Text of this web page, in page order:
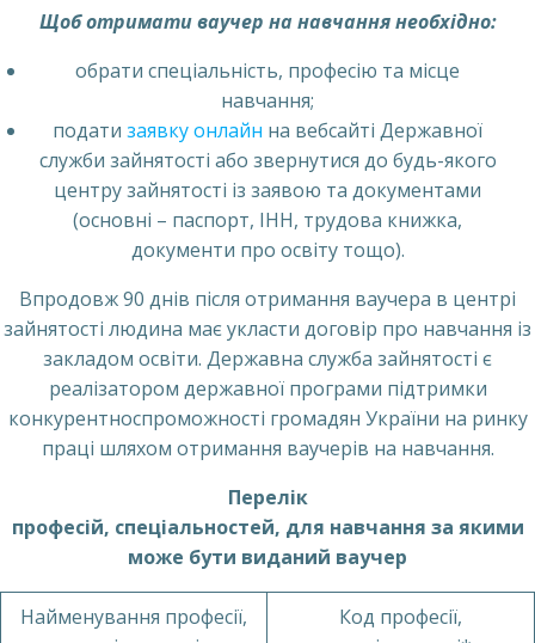
Щоб отримати ваучер на навчання необхідно:
обрати спеціальність, професію та місце
навчання;
подати заявку онлайн на вебсайті Державної
служби зайнятості або звернутися до будь-якого
центру зайнятості із заявою та документами
(основні – паспорт, ІНН, трудова книжка,
документи про освіту тощо).
Впродовж 90 днів після отримання ваучера в центрі
зайнятості людина має укласти договір про навчання із
закладом освіти. Державна служба зайнятості є
реалізатором державної програми підтримки
конкурентноспроможності громадян України на ринку
праці шляхом отримання ваучерів на навчання.
Перелік
професій, спеціальностей, для навчання за якими
може бути виданий ваучер
Найменування професії,
Код професії,